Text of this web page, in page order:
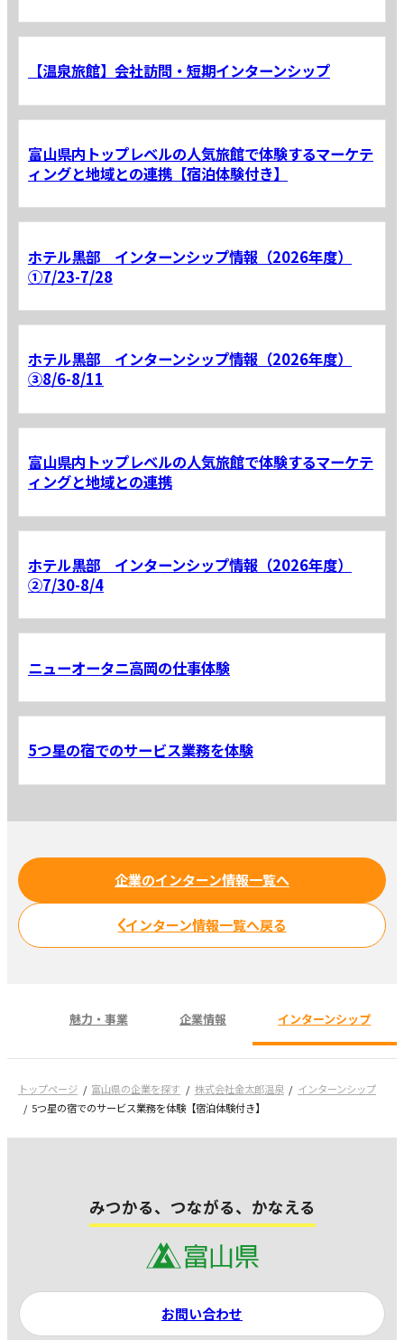
【温泉旅館】会社訪問・短期インターンシップ
富山県内トップレベルの人気旅館で体験するマーケテ
ィングと地域との連携【宿泊体験付き】
ホテル黒部 インターンシップ情報（2026年度）
①7/23-7/28
ホテル黒部 インターンシップ情報（2026年度）
③8/6-8/11
富山県内トップレベルの人気旅館で体験するマーケテ
ィングと地域との連携
ホテル黒部 インターンシップ情報（2026年度）
②7/30-8/4
ニューオータニ高岡の仕事体験
5つ星の宿でのサービス業務を体験
企業のインターン情報一覧へ
インターン情報一覧へ戻る
魅力・事業 企業情報 インターンシップ
トップページ 富山県の企業を探す 株式会社金太郎温泉
インターンシップ
5つ星の宿でのサービス業務を体験【宿泊体験付き】
みつかる、つながる、かなえる
お問い合わせ